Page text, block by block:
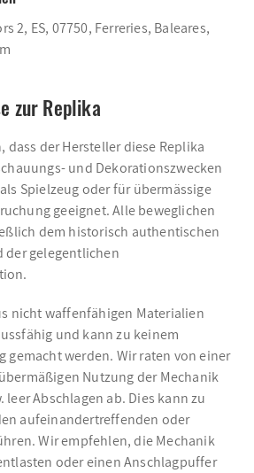
2, ES, 07750, Ferreries, Baleares,
zur Replika
dass der Hersteller diese Replika
und Dekorationszwecken
Spielzeug oder für übermässige
geeignet. Alle beweglichen
dem historisch authentischen
der gelegentlichen
nicht waffenfähigen Materialien
und kann zu keinem
gemacht werden. Wir raten von einer
Nutzung der Mechanik
Abschlagen ab. Dies kann zu
aufeinandertreffenden oder
Wir empfehlen, die Mechanik
oder einen Anschlagpuffer